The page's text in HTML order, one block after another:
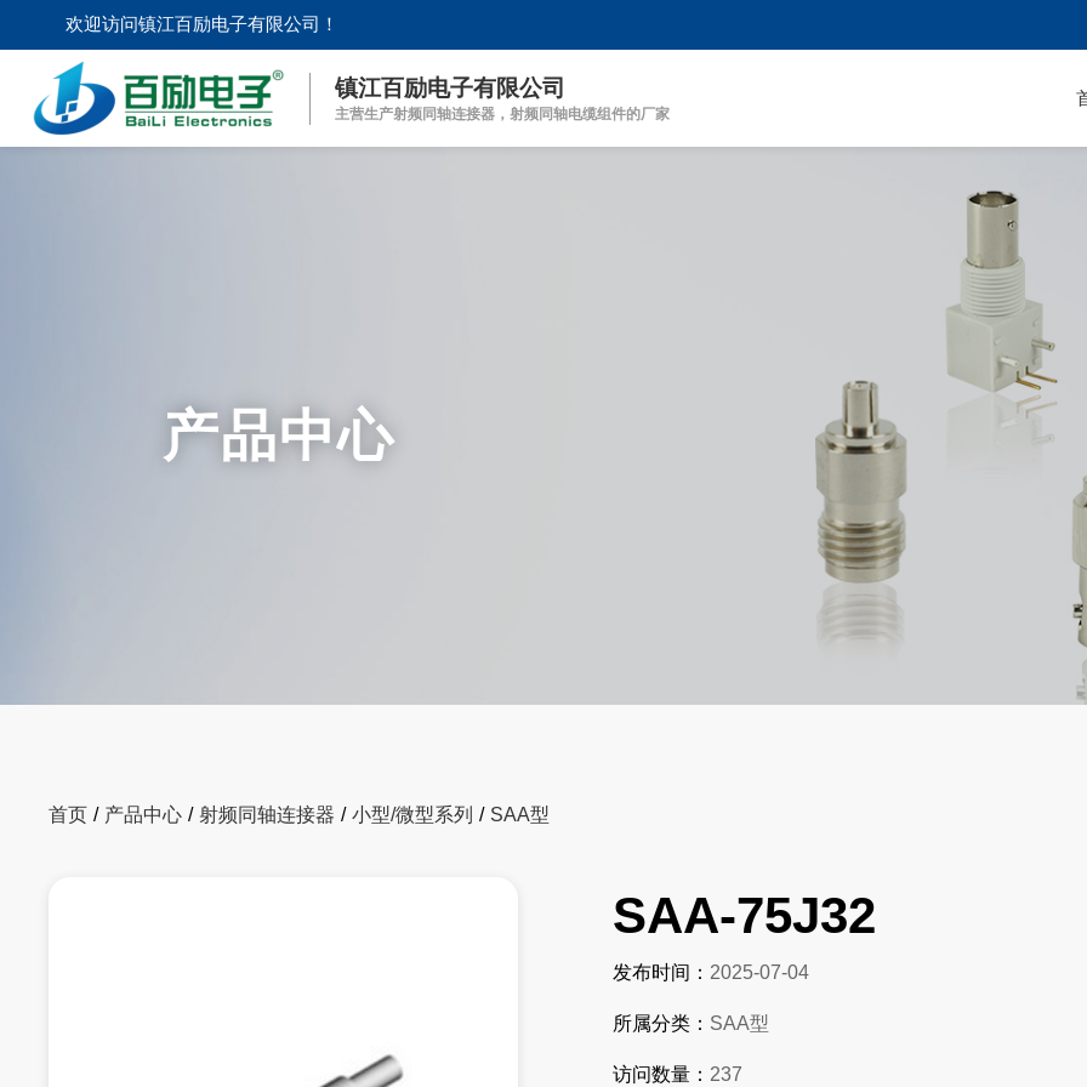
欢迎访问镇江百励电子有限公司！
镇江百励电子有限公司
主营生产射频同轴连接器，射频同轴电缆组件的厂家
产品中心
首页 / 产品中心 / 射频同轴连接器 / 小型/微型系列 / SAA型
SAA-75J32
发布时间： 2025-07-04
所属分类： SAA型
访问数量： 237